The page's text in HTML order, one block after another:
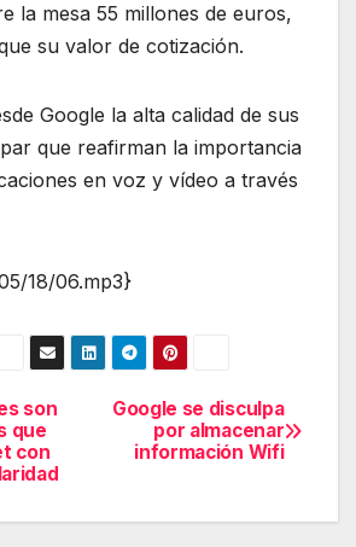
la mesa 55 millones de euros,
su valor de cotización.
Google la alta calidad de sus
que reafirman la importancia
en voz y vídeo a través
18/06.mp3}
Google se disculpa
por almacenar
información Wifi
son
que
con